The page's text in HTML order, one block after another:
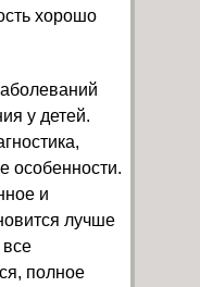
хорошо
у детей.
особенности.
и
лучше
все
полное